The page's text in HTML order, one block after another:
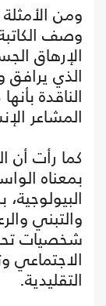
ومن
وصف
الإرهاق
الذي يرافق
الناقدة
المشاعر
كما رأت أن
بمعناه
والتبني
شخصيات
الاجتماعي
التقليدية.